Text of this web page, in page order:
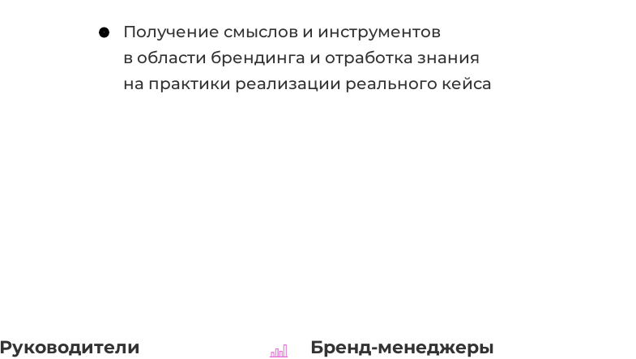
Получение смыслов и инструментов
в области брендинга и отработка знания
на практики реализации реального кейса
Руководители Бренд-менеджеры